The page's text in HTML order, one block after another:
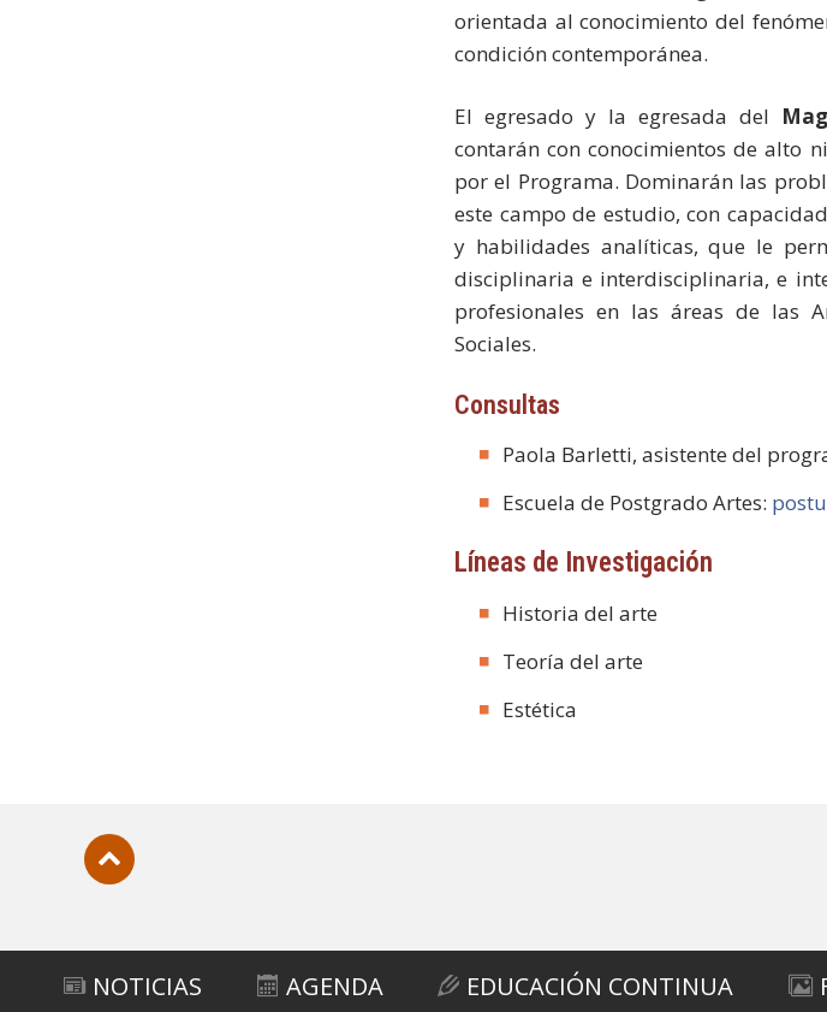
orientada al conocimiento del
condición contemporánea.
El egresado y la egresada del
contarán con conocimientos de alto
por el Programa. Dominarán las
este campo de estudio, con
y habilidades analíticas, que le
disciplinaria e interdisciplinaria, e
profesionales en las áreas de las
Sociales.
Consultas
Paola Barletti, asistente del
Escuela de Postgrado Artes:
Líneas de Investigación
Historia del arte
Teoría del arte
Estética
NOTICIAS AGENDA EDUCACIÓN CONTINUA